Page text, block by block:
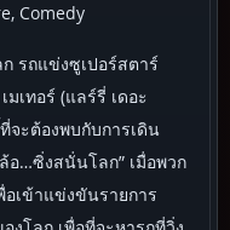
Comedy
รถแข่งซูเปอร์สตาร์
เทอร์ (แลร์รี่ เดอะ
จะต้องพบกับการเดิน
อ…ซิ่งสนั่นโลก” เมื่อพวก
อเข้าแข่งขันรายการ